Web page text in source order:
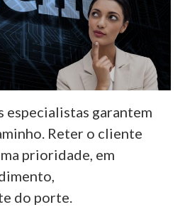
especialistas garantem
Reter o cliente
prioridade, em
do porte.